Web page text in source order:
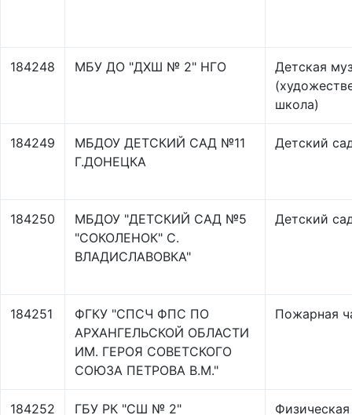
184248 МБУ ДО "ДХШ № 2" НГО
Детская
школа)
184249
МБДОУ ДЕТСКИЙ САД №11
Г.ДОНЕЦКА
Детский
184250
МБДОУ "ДЕТСКИЙ САД №5
"СОКОЛЕНОК" С.
ВЛАДИСЛАВОВКА"
Детский
184251
ФГКУ "СПСЧ ФПС ПО
АРХАНГЕЛЬСКОЙ ОБЛАСТИ
ИМ. ГЕРОЯ СОВЕТСКОГО
СОЮЗА ПЕТРОВА В.М."
Пожарная
184252 ГБУ РК "СШ № 2"
Физическая